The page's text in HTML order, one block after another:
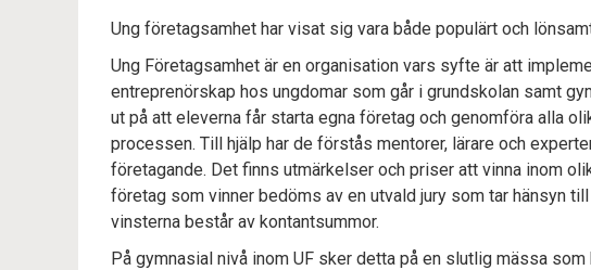
Ung företagsamhet har visat sig vara både populärt och
Ung Företagsamhet är en organisation vars syfte är att
entreprenörskap hos ungdomar som går i grundskolan samt
ut på att eleverna får starta egna företag och genomföra alla
processen. Till hjälp har de förstås mentorer, lärare och
företagande. Det finns utmärkelser och priser att vinna inom
företag som vinner bedöms av en utvald jury som tar hänsyn
vinsterna består av kontantsummor.
På gymnasial nivå inom UF sker detta på en slutlig mässa